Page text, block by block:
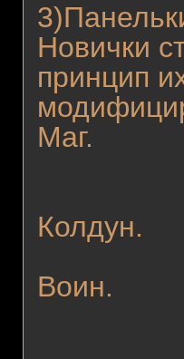
Новички
принцип
Маг.
Колдун.
Воин.